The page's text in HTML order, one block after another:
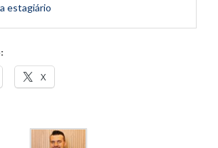
estagiário
X